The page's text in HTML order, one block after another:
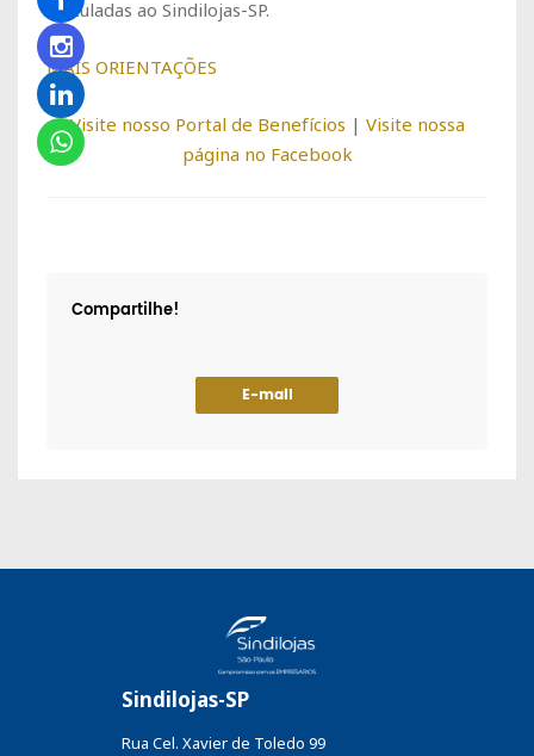
vinculadas ao Sindilojas-SP.
MAIS ORIENTAÇÕES
Visite nosso Portal de Benefícios | Visite nossa
página no Facebook
Compartilhe!
E-mail
Sindilojas-SP
Rua Cel. Xavier de Toledo 99